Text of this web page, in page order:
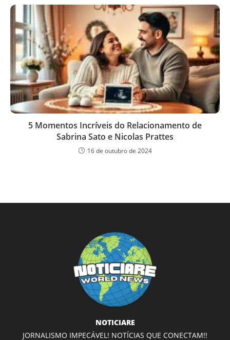
5 Momentos Incríveis do Relacionamento de
Sabrina Sato e Nicolas Prattes
16 de outubro de 2024
NOTICIARE
JORNALISMO IMPECÁVEL! NOTÍCIAS QUE CONECTAM!!